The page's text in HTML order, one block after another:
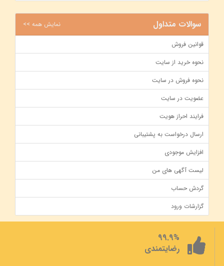
سوالات متداول نمایش همه >>
قوانین فروش
نحوه خرید از سایت
نحوه فروش در سایت
عضویت در سایت
فرایند احراز هویت
ارسال درخواست به پشتیبانی
افزایش موجودی
لیست آگهی های من
گردش حساب
گزارشات ورود
99.9%
رضایتمندی